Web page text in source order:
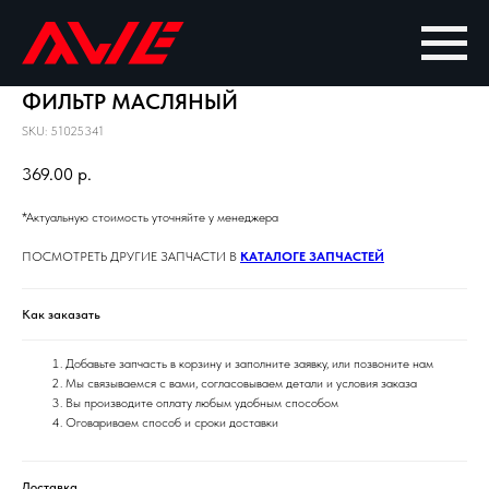
ФИЛЬТР МАСЛЯНЫЙ
SKU: 51025341
369.00 р.
*Актуальную стоимость уточняйте у менеджера
ПОСМОТРЕТЬ ДРУГИЕ ЗАПЧАСТИ В КАТАЛОГЕ ЗАПЧАСТЕЙ
Как заказать
Добавьте запчасть в корзину и заполните заявку, или позвоните нам
Мы связываемся с вами, согласовываем детали и условия заказа
Вы производите оплату любым удобным способом
Оговариваем способ и сроки доставки